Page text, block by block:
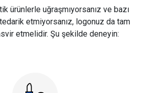
ürünlerle uğraşmıyorsanız ve bazı
etmiyorsanız, logonuz da tam
etmelidir. Şu şekilde deneyin: